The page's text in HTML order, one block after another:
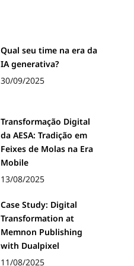
Qual seu time na era da
IA generativa?
30/09/2025
Transformação Digital
da AESA: Tradição em
Feixes de Molas na Era
Mobile
13/08/2025
Case Study: Digital
Transformation at
Memnon Publishing
with Dualpixel
11/08/2025